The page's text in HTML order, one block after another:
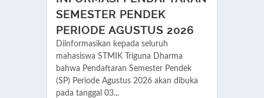
SEMESTER PENDEK
PERIODE AGUSTUS 2026
Diinformasikan kepada seluruh
mahasiswa STMIK Triguna Dharma
bahwa Pendaftaran Semester Pendek
(SP) Periode Agustus 2026 akan dibuka
pada tanggal 03...